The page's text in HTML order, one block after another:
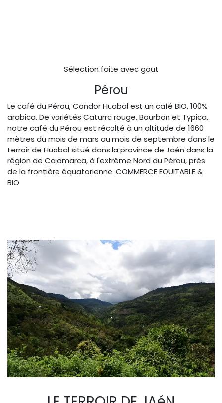
Sélection faite avec gout
Pérou
Le café du Pérou, Condor Huabal est un café BIO, 100%
arabica. De variétés Caturra rouge, Bourbon et Typica,
notre café du Pérou est récolté à un altitude de 1660
mètres du mois de mars au mois de septembre dans le
terroir de Huabal situé dans la province de Jaén dans la
région de Cajamarca, à l'extrême Nord du Pérou, près
de la frontière équatorienne. COMMERCE EQUITABLE &
BIO